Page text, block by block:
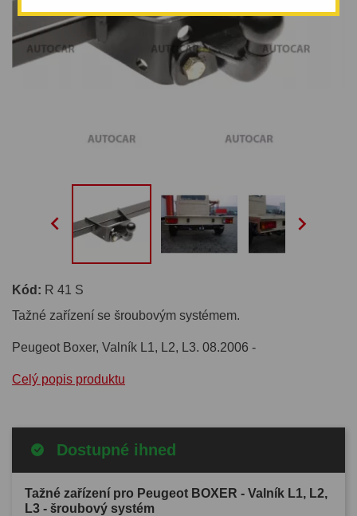
 
Kód: R 41 S
Tažné zařízení se šroubovým systémem.
Peugeot Boxer, Valník L1, L2, L3. 08.2006 -
Celý popis produktu
Dostupné ihned
Tažné zařízení pro Peugeot BOXER - Valník L1, L2,
L3 - šroubový systém